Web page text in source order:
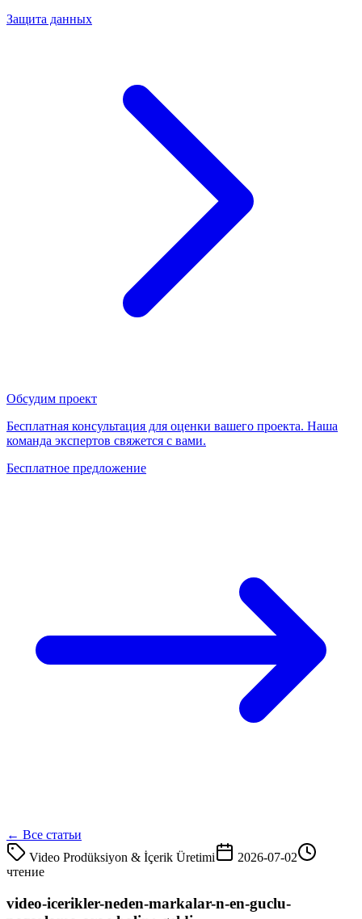
Защита данных
Обсудим проект
Бесплатная консультация для оценки вашего проекта. Наша
команда экспертов свяжется с вами.
Бесплатное предложение
← Все статьи
Video Prodüksiyon & İçerik Üretimi
2026-07-02
чтение
video-icerikler-neden-markalar-n-en-guclu-